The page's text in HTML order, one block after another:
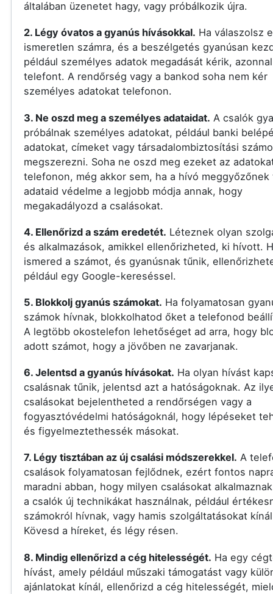
általában üzenetet hagy, vagy próbálkozik újra.
2. Légy óvatos a gyanús hívásokkal. Ha válaszolsz
ismeretlen számra, és a beszélgetés gyanúsan
például személyes adatok megadását kérik,
telefont. A rendőrség vagy a bankod soha nem kér
személyes adatokat telefonon.
3. Ne oszd meg a személyes adataidat. A csalók
próbálnak személyes adatokat, például banki
adatokat, címeket vagy társadalombiztosítási
megszerezni. Soha ne oszd meg ezeket az
telefonon, még akkor sem, ha a hívó meggyőzőnek
adataid védelme a legjobb módja annak, hogy
megakadályozd a csalásokat.
4. Ellenőrizd a szám eredetét. Léteznek olyan
és alkalmazások, amikkel ellenőrizheted, ki hívott.
ismered a számot, és gyanúsnak tűnik,
például egy Google-kereséssel.
5. Blokkolj gyanús számokat. Ha folyamatosan
számok hívnak, blokkolhatod őket a telefonod
A legtöbb okostelefon lehetőséget ad arra, hogy
adott számot, hogy a jövőben ne zavarjanak.
6. Jelentsd a gyanús hívásokat. Ha olyan hívást
csalásnak tűnik, jelentsd azt a hatóságoknak. Az
csalásokat bejelentheted a rendőrségen vagy a
fogyasztóvédelmi hatóságoknál, hogy lépéseket
és figyelmeztethessék másokat.
7. Légy tisztában az új csalási módszerekkel. A
csalások folyamatosan fejlődnek, ezért fontos
maradni abban, hogy milyen csalásokat
a csalók új technikákat használnak, például
számokról hívnak, vagy hamis szolgáltatásokat
Kövesd a híreket, és légy résen.
8. Mindig ellenőrizd a cég hitelességét. Ha egy
hívást, amely például műszaki támogatást vagy
ajánlatokat kínál, ellenőrizd a cég hitelességét,